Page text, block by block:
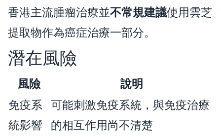
香港主流腫瘤治療並不常規建議使用雲芝
提取物作為癌症治療一部分。
潛在風險
風險
說明
免疫系
統影響
可能刺激免疫系統，與免疫治療
的相互作用尚不清楚